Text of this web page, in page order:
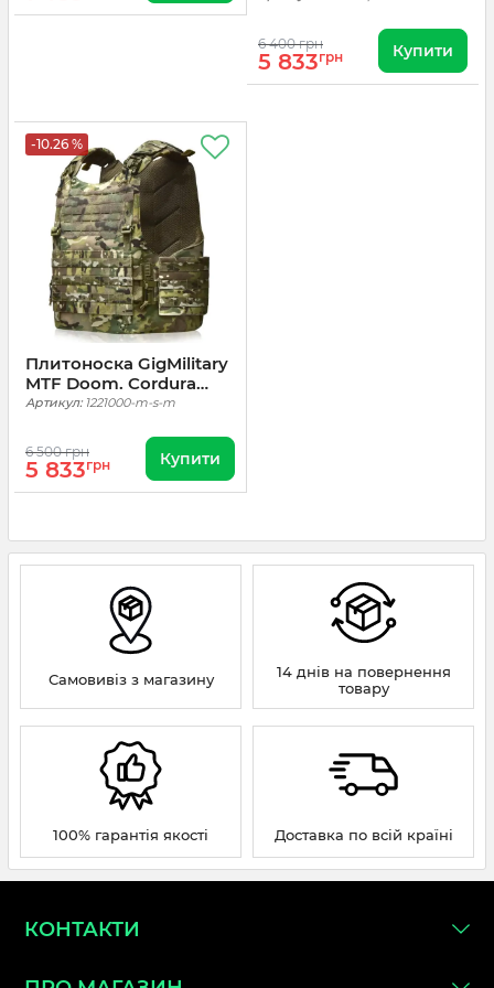
6 400 грн
5 833грн Купити
-10.26 %
Плитоноска GigMilitary
MTF Doom. Cordura
1000. Мультикам
Артикул: 1221000-m-s-m
6 500 грн
5 833грн Купити
Самовивіз з магазину
14 днів на повернення
товару
100% гарантія якості Доставка по всій країні
КОНТАКТИ